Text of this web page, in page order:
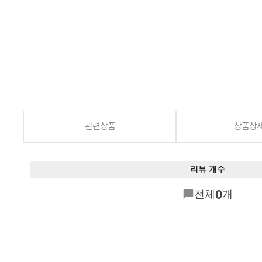
관련상품 상품상
리뷰 개수
전체 0개